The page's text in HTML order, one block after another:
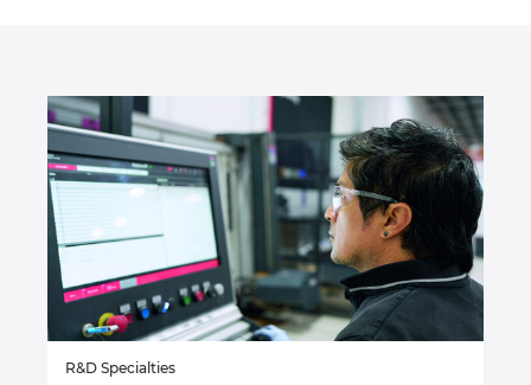
R&D Specialties